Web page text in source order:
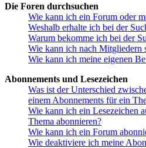
Die Foren durchsuchen
Wie kann ich ein Forum oder
Weshalb erhalte ich bei der
Warum bekomme ich bei der
Wie kann ich nach Mitgliedern
Wie kann ich meine eigenen
Abonnements und Lesezeichen
Was ist der Unterschied
einem Abonnements für ein
Wie kann ich ein Lesezeichen
Thema abonnieren?
Wie kann ich ein Forum
Wie deaktiviere ich meine